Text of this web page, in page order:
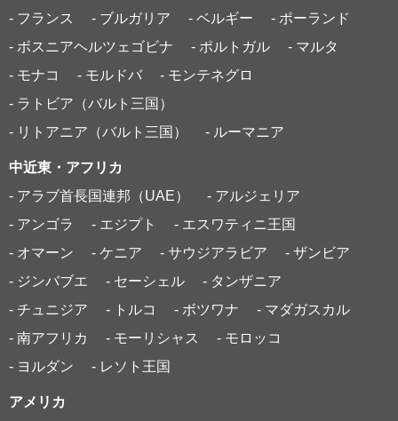
- フランス
- ブルガリア - ベルギー
- ポーランド
- ボスニアヘルツェゴビナ
- ポルトガル
- マルタ
- モナコ
- モルドバ
- モンテネグロ
- ラトビア（バルト三国）
- リトアニア（バルト三国）
- ルーマニア
中近東・アフリカ
- アラブ首長国連邦（UAE）
- アルジェリア
- アンゴラ
- エジプト
- エスワティニ王国
- オマーン
- ケニア - サウジアラビア
- ザンビア
- ジンバブエ
- セーシェル
- タンザニア
- チュニジア
- トルコ - ボツワナ
- マダガスカル
- 南アフリカ
- モーリシャス
- モロッコ
- ヨルダン
- レソト王国
アメリカ